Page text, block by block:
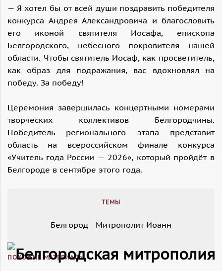
— Я хотел бы от всей души поздравить победителя
конкурса Андрея Александровича и благословить
его иконой святителя Иосафа, епископа
Белгородского, небесного покровителя нашей
области. Чтобы святитель Иосаф, как просветитель,
как образ для подражания, вас вдохновлял на
победу. За победу!
Церемония завершилась концертными номерами
творческих коллективов Белгородчины.
Победитель регионального этапа представит
область на всероссийском финале конкурса
«Учитель года России — 2026», который пройдёт в
Белгороде в сентябре этого года.
ТЕМЫ
Белгород Митрополит Иоанн
ПОХОЖИЕ МАТЕРИАЛЫ